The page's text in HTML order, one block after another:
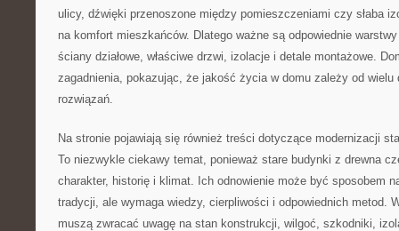
ulicy, dźwięki przenoszone między pomieszczeniami czy słaba
na komfort mieszkańców. Dlatego ważne są odpowiednie
ściany działowe, właściwe drzwi, izolacje i detale montażowe.
zagadnienia, pokazując, że jakość życia w domu zależy od wielu
rozwiązań.
Na stronie pojawiają się również treści dotyczące modernizacji
To niezwykle ciekawy temat, ponieważ stare budynki z drewna
charakter, historię i klimat. Ich odnowienie może być sposobem
tradycji, ale wymaga wiedzy, cierpliwości i odpowiednich metod.
muszą zwracać uwagę na stan konstrukcji, wilgoć, szkodniki,